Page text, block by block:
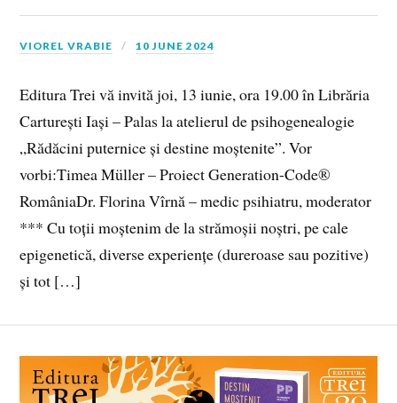
VIOREL VRABIE 10 JUNE 2024
Editura Trei vă invită joi, 13 iunie, ora 19.00 în Librăria
Carturești Iași – Palas la atelierul de psihogenealogie
„Rădăcini puternice și destine moștenite”. Vor
vorbi:Timea Müller – Proiect Generation-Code®
RomâniaDr. Florina Vîrnă – medic psihiatru, moderator
*** Cu toții moștenim de la strămoșii noștri, pe cale
epigenetică, diverse experiențe (dureroase sau pozitive)
și tot […]